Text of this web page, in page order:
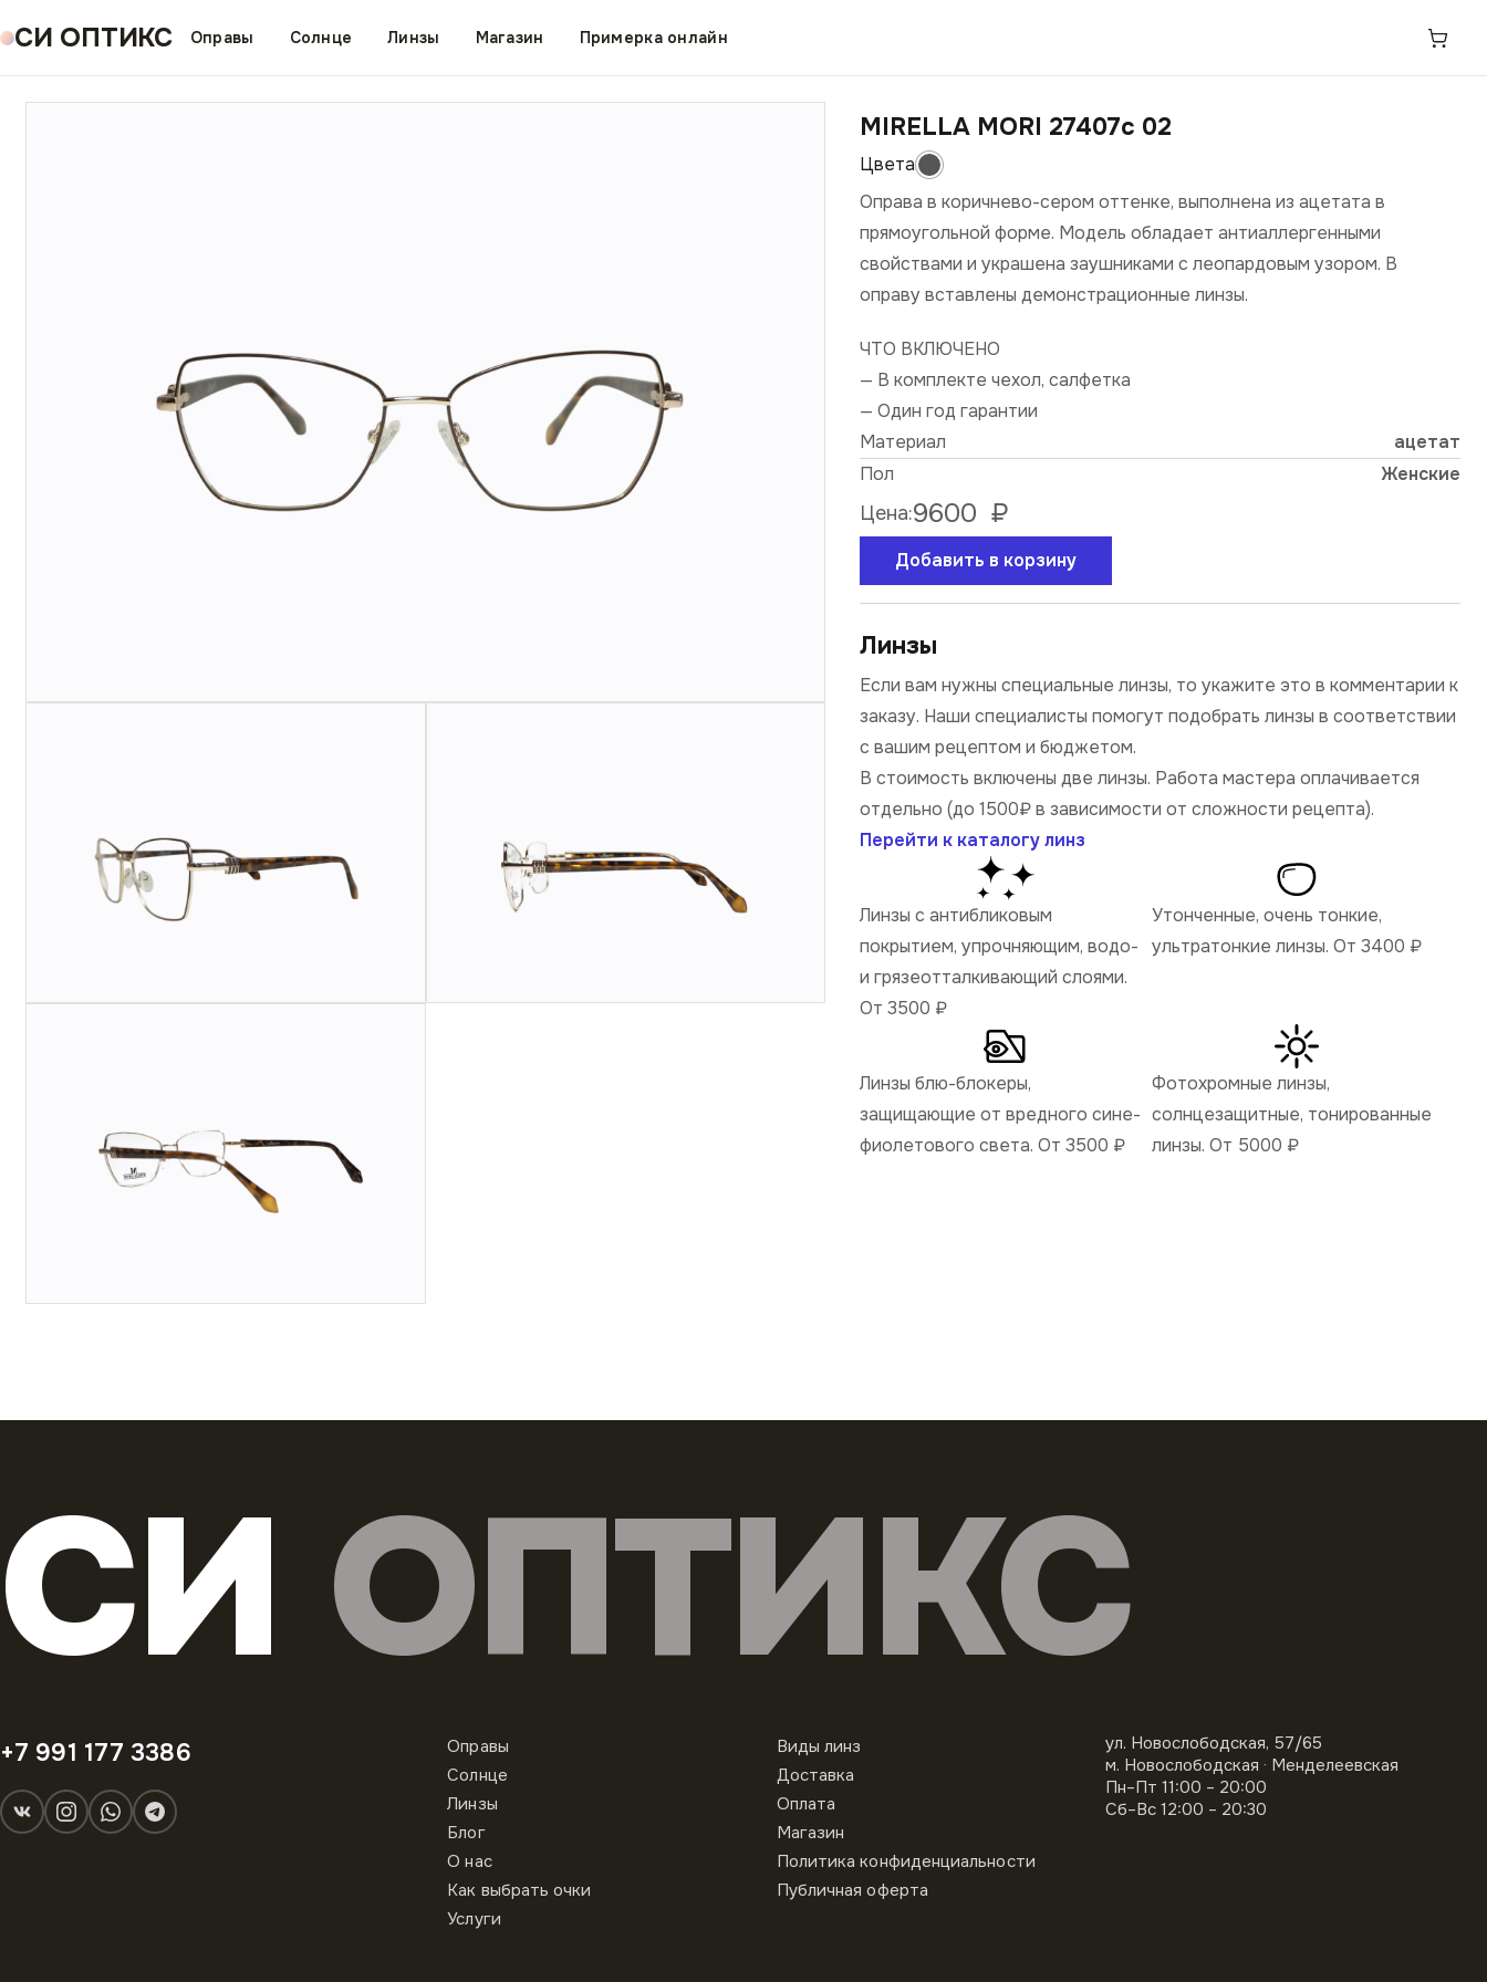
СИ ОПТИКС Оправы Солнце Линзы Магазин Примерка онлайн
MIRELLA MORI 27407c 02
Оправа в коричнево-сером оттенке, выполнена из ацетата в
прямоугольной форме. Модель обладает антиаллергенными
свойствами и украшена заушниками с леопардовым узором. В
оправу вставлены демонстрационные линзы.
ЧТО ВКЛЮЧЕНО
— В комплекте чехол, салфетка
— Один год гарантии
Материал
ацетат
Пол
Женские
Цена:9600 ₽
Добавить в корзину
Линзы
Если вам нужны специальные линзы, то укажите это в комментарии к
заказу. Наши специалисты помогут подобрать линзы в соответствии
с вашим рецептом и бюджетом.
В стоимость включены две линзы. Работа мастера оплачивается
отдельно (до 1500₽ в зависимости от сложности рецепта).
Перейти к каталогу линз
Линзы с антибликовым
покрытием, упрочняющим, водо-
и грязеотталкивающий слоями.
От 3500 ₽
Утонченные, очень тонкие,
ультратонкие линзы. От 3400 ₽
Линзы блю-блокеры,
защищающие от вредного сине-
фиолетового света. От 3500 ₽
Фотохромные линзы,
солнцезащитные, тонированные
линзы. От 5000 ₽
СИ ОПТИКС
+7 991 177 3386
Оправы
Солнце
Линзы
Блог
О нас
Как выбрать очки
Услуги
Виды линз
Доставка
Оплата
Магазин
Политика конфиденциальности
Публичная оферта
ул. Новослободская, 57/65
м. Новослободская · Менделеевская
Пн–Пт 11:00 – 20:00
Сб–Вс 12:00 – 20:30